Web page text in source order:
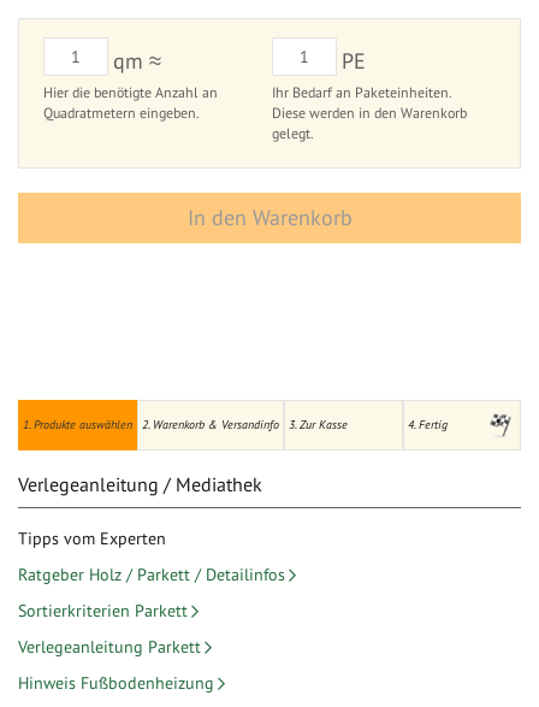
1. Produkte auswählen 2. Warenkorb & Versandinfo 3. Zur Kasse 4. Fertig
qm ≈
Hier die benötigte Anzahl an
Quadratmetern eingeben.
PE
Ihr Bedarf an Paketeinheiten.
Diese werden in den Warenkorb
gelegt.
In den Warenkorb
Verlegeanleitung / Mediathek
Tipps vom Experten
Ratgeber Holz / Parkett / Detailinfos
Sortierkriterien Parkett
Verlegeanleitung Parkett
Hinweis Fußbodenheizung